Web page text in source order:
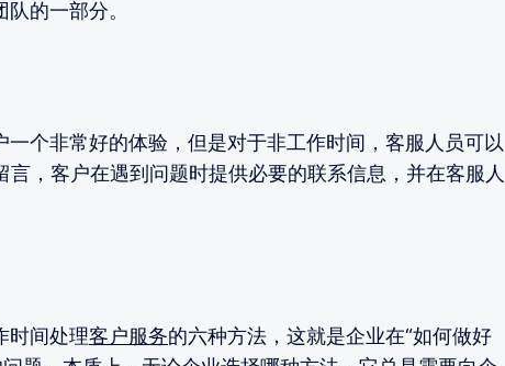
的一部分。
一个非常好的体验，但是对于非工作时间，客服人员可以
言，客户在遇到问题时提供必要的联系信息，并在客服人
时间处理客户服务的六种方法，这就是企业在“如何做好